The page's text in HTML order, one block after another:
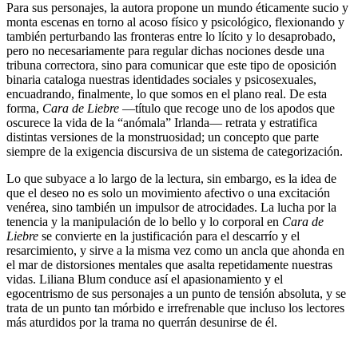
Para sus personajes, la autora propone un mundo éticamente sucio y
monta escenas en torno al acoso físico y psicológico, flexionando y
también perturbando las fronteras entre lo lícito y lo desaprobado,
pero no necesariamente para regular dichas nociones desde una
tribuna correctora, sino para comunicar que este tipo de oposición
binaria cataloga nuestras identidades sociales y psicosexuales,
encuadrando, finalmente, lo que somos en el plano real. De esta
forma, Cara de Liebre —título que recoge uno de los apodos que
oscurece la vida de la “anómala” Irlanda— retrata y estratifica
distintas versiones de la monstruosidad; un concepto que parte
siempre de la exigencia discursiva de un sistema de categorización.
Lo que subyace a lo largo de la lectura, sin embargo, es la idea de
que el deseo no es solo un movimiento afectivo o una excitación
venérea, sino también un impulsor de atrocidades. La lucha por la
tenencia y la manipulación de lo bello y lo corporal en Cara de
Liebre se convierte en la justificación para el descarrío y el
resarcimiento, y sirve a la misma vez como un ancla que ahonda en
el mar de distorsiones mentales que asalta repetidamente nuestras
vidas. Liliana Blum conduce así el apasionamiento y el
egocentrismo de sus personajes a un punto de tensión absoluta, y se
trata de un punto tan mórbido e irrefrenable que incluso los lectores
más aturdidos por la trama no querrán desunirse de él.